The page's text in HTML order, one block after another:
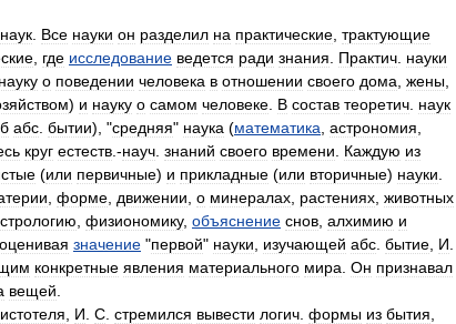
наук Все науки он разделил на практические трактующие
где исследование ведется ради знания Практич науки
науку о поведении человека в отношении своего дома жены
) и науку о самом человеке В состав теоретич наук
абс бытии), "средняя" наука (математика астрономия
круг естеств .-науч знаний своего времени Каждую из
(или первичные) и прикладные (или вторичные) науки
форме движении о минералах растениях животных
физиономику, объяснение снов алхимию и
значение "первой" науки изучающей абс бытие И
конкретные явления материального мира Он признавал
вещей
И С стремился вывести логич формы из бытия